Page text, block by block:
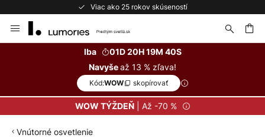
Viac ako 25 rokov skúseností
to
Iba
01D 20H 19M 40S
Navyšeaž 13 % zľava!
Kód:WOW skopírovať
WOW TÝŽDEŇ| Až -70 %
Vnútorné osvetlenie